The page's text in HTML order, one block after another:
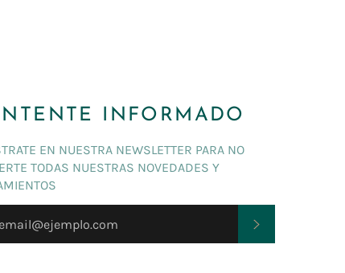
INFORMADO
EN NUESTRA NEWSLETTER PARA NO
TODAS NUESTRAS NOVEDADES Y